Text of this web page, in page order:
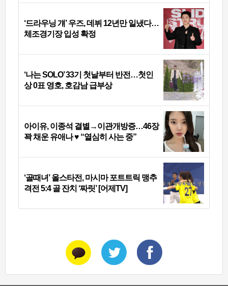
‘드라우닝 걔’ 우즈, 데뷔 12년만 일냈다…
체조경기장 입성 확정
‘나는 SOLO’ 33기 첫날부터 반전…첫인
상 0표 영호, 호감남 급부상
아이유, 이종석 결별→이관개방증…46장
꽉 채운 유애나 ♥ “열심히 사는 중”
‘골때녀’ 올스타전, 마시마 포트트릭 맹추
격전 5:4 골 잔치 ‘짜릿’ [어제TV]